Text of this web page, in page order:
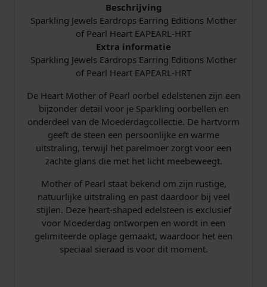
Beschrijving
Sparkling Jewels Eardrops Earring Editions Mother
of Pearl Heart EAPEARL-HRT
Extra informatie
Sparkling Jewels Eardrops Earring Editions Mother
of Pearl Heart EAPEARL-HRT
De Heart Mother of Pearl oorbel edelstenen zijn een
bijzonder detail voor je Sparkling oorbellen en
onderdeel van de Moederdagcollectie. De hartvorm
geeft de steen een persoonlijke en warme
uitstraling, terwijl het parelmoer zorgt voor een
zachte glans die met het licht meebeweegt.
Mother of Pearl staat bekend om zijn rustige,
natuurlijke uitstraling en past daardoor bij veel
stijlen. Deze heart-shaped edelsteen is exclusief
voor Moederdag ontworpen en wordt in een
gelimiteerde oplage gemaakt, waardoor het een
speciaal sieraad is voor dit moment.